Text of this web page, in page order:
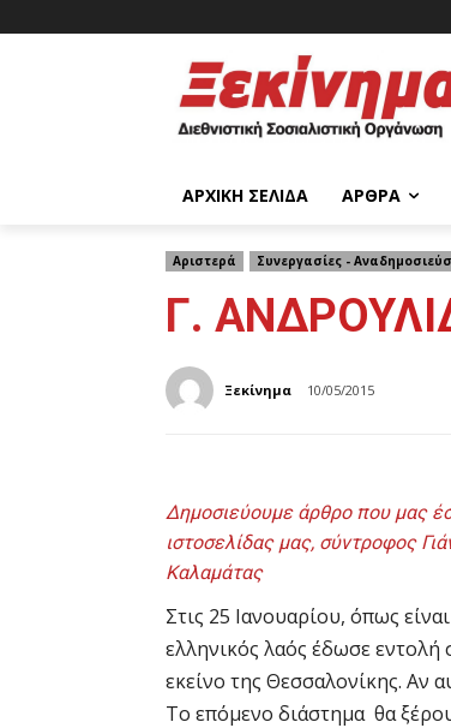
ΑΡΧΙΚΉ ΣΕΛΊΔΑ ΆΡΘΡΑ
Αριστερά Συνεργασίες -
Γ.
Ξεκίνημα 10/05/2015
Δημοσιεύουμε άρθρο που μας
ιστοσελίδας μας, σύντροφος
Καλαμάτας
Στις 25 Ιανουαρίου, όπως
ελληνικός λαός έδωσε
εκείνο της Θεσσαλονίκης. Αν
Το επόμενο διάστημα θα